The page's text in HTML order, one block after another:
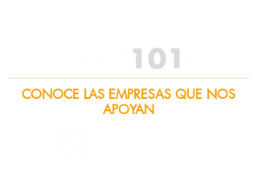
CONOCE LAS EMPRESAS QUE NOS
APOYAN